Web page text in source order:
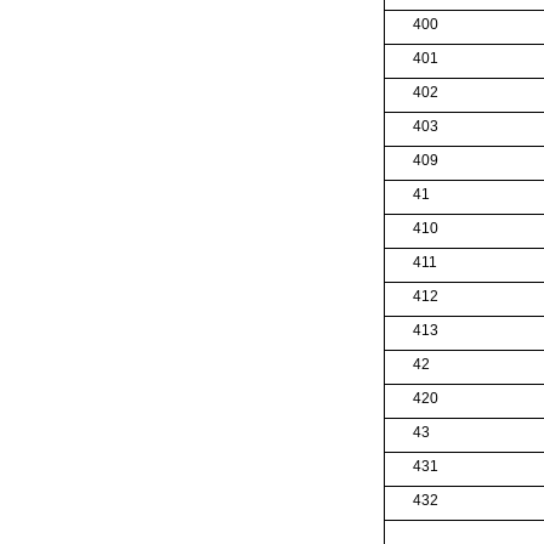
400
401
402
403
409
41
410
411
412
413
42
420
43
431
432